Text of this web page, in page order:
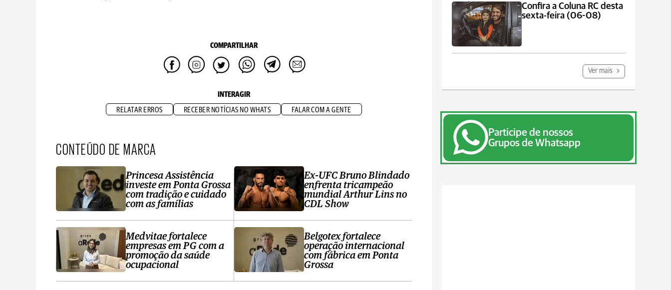
COMPARTILHAR
INTERAGIR
RELATAR ERROS RECEBER NOTÍCIAS NO WHATS FALAR COM A GENTE
CONTEÚDO DE MARCA
Princesa Assistência
investe em Ponta Grossa
com tradição e cuidado
com as famílias
Medvitae fortalece
empresas em PG com a
promoção da saúde
ocupacional
Ex-UFC Bruno Blindado
enfrenta tricampeão
mundial Arthur Lins no
CDL Show
Belgotex fortalece
operação internacional
com fábrica em Ponta
Grossa
Confira a Coluna RC desta
sexta-feira (06-08)
Ver mais
Participe de nossos
Grupos de Whatsapp